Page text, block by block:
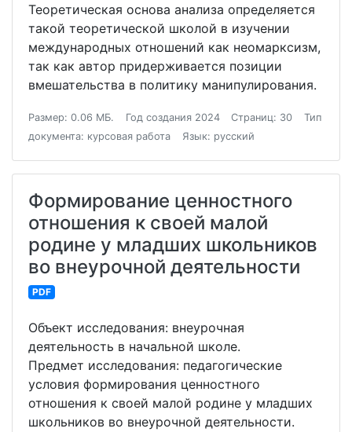
Теоретическая основа анализа определяется
такой теоретической школой в изучении
международных отношений как неомарксизм,
так как автор придерживается позиции
вмешательства в политику манипулирования.
Размер: 0.06 МБ. Год создания 2024 Страниц: 30
Тип
документа: курсовая работа
Язык: русский
Формирование ценностного
отношения к своей малой
родине у младших школьников
во внеурочной деятельности
PDF
Объект исследования: внеурочная
деятельность в начальной школе.
Предмет исследования: педагогические
условия формирования ценностного
отношения к своей малой родине у младших
школьников во внеурочной деятельности.